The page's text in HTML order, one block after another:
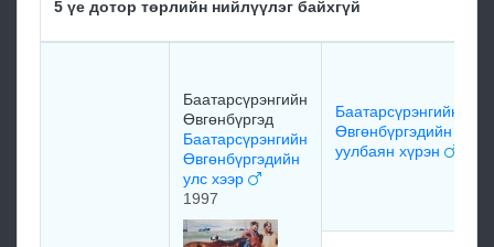
5 үе дотор төрлийн нийлүүлэг байхгүй
Баатарсүрэнгийн
Өвгөнбүргэд
Баатарсүрэнгийн
Өвгөнбүргэдийн
улс хээр
1997
Баатарсүрэнгийн
Өвгөнбүргэдийн
уулбаян хүрэн